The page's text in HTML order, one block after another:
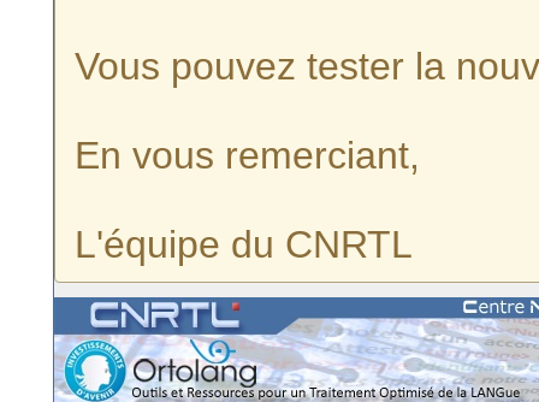
Vous pouvez tester la
En vous remerciant,
L'équipe du CNRTL